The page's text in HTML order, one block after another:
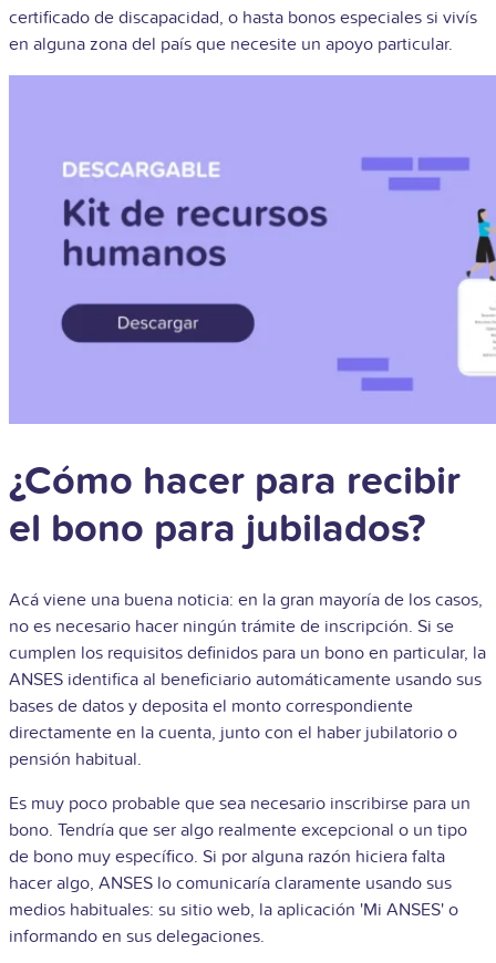
certificado de discapacidad, o hasta bonos especiales si vivís
en alguna zona del país que necesite un apoyo particular.
¿Cómo hacer para recibir
el bono para jubilados?
Acá viene una buena noticia: en la gran mayoría de los casos,
no es necesario hacer ningún trámite de inscripción. Si se
cumplen los requisitos definidos para un bono en particular, la
ANSES identifica al beneficiario automáticamente usando sus
bases de datos y deposita el monto correspondiente
directamente en la cuenta, junto con el haber jubilatorio o
pensión habitual.
Es muy poco probable que sea necesario inscribirse para un
bono. Tendría que ser algo realmente excepcional o un tipo
de bono muy específico. Si por alguna razón hiciera falta
hacer algo, ANSES lo comunicaría claramente usando sus
medios habituales: su sitio web, la aplicación 'Mi ANSES' o
informando en sus delegaciones.